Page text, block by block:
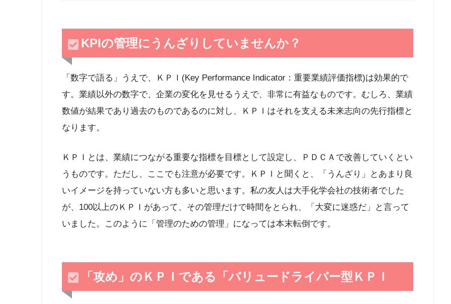
KPIの管理にうんざりしていませんか？
「数字で語る」うえで、ＫＰＩ(Key Performance Indicator：重要業績評価指標)は効果的で
す。業績以外の数字で、企業の変化を見せるうえで、非常に有益なものです。むしろ、業績
数値が結果であり過去のものであるのに対し、ＫＰＩはそれを支える未来志向の先行指標と
なります。
ＫＰＩとは、業績につながる重要な指標を目標として設定し、ＰＤＣＡで改善していくとい
うものです。ただし、ここでも注意が必要です。ＫＰＩと聞くと、「うんざり」とあまり良
いイメージを持っていない方も多いと思います。私の友人は大手化学会社の技術者でした
が、100以上のＫＰＩがあって、その管理だけで時間をとられ、「大変に迷惑だ」と言って
いました。このように「管理のための管理」になっては本末転倒です。
「攻め」のＫＰＩである「バリュードライバー型ＫＰＩ